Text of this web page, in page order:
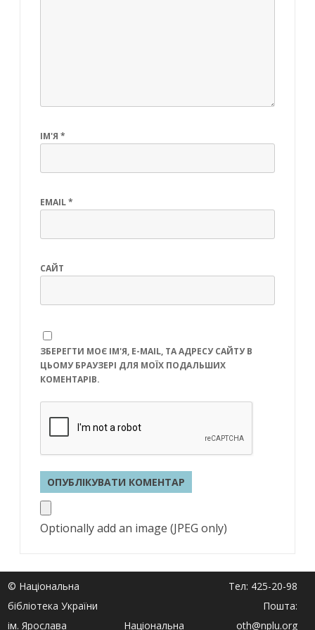
ІМ'Я *
EMAIL*
САЙТ
ЗБЕРЕГТИ МОЄ ІМ'Я, E-MAIL, ТА АДРЕСУ САЙТУ В
ЦЬОМУ БРАУЗЕРІ ДЛЯ МОЇХ ПОДАЛЬШИХ
КОМЕНТАРІВ.
Optionally add an image (JPEG only)
© Національна
бібліотека України
ім. Ярослава
Національна
Тел: 425-20-98
Пошта:
oth@nplu.org